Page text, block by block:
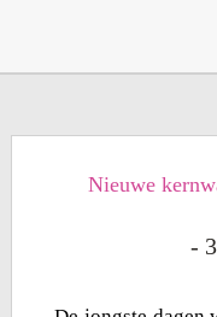
Nieuwe
-